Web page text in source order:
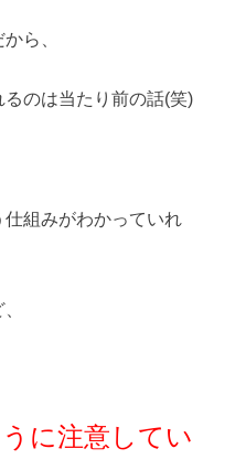
ら、
るのは当たり前の話(笑)
組みがわかっていれ
に注意してい